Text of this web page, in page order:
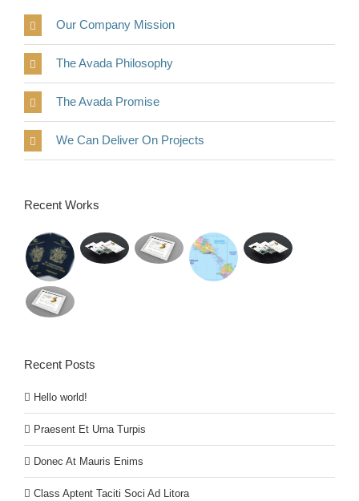
Our Company Mission
The Avada Philosophy
The Avada Promise
We Can Deliver On Projects
Recent Works
Recent Posts
Hello world!
Praesent Et Urna Turpis
Donec At Mauris Enims
Class Aptent Taciti Soci Ad Litora